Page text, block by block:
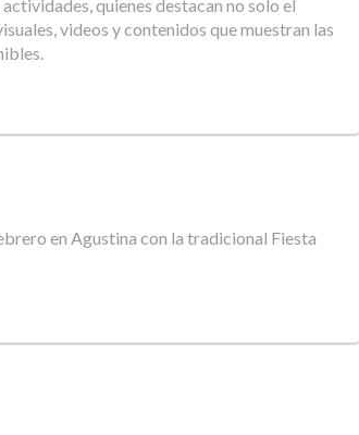
quienes destacan no solo el
videos y contenidos que muestran las
en Agustina con la tradicional Fiesta